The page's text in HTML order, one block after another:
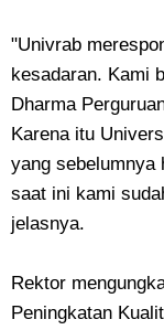
"Univrab
kesadaran. Kami
Dharma
Karena itu
yang sebelumnya
saat ini kami
jelasnya.
Rektor
Peningkatan